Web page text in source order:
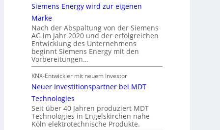
Siemens Energy wird zur eigenen
Marke
Nach der Abspaltung von der Siemens
AG im Jahr 2020 und der erfolgreichen
Entwicklung des Unternehmens
beginnt Siemens Energy mit den
Vorbereitungen…
KNX-Entwickler mit neuem Investor
Neuer Investitionspartner bei MDT
Technologies
Seit über 40 Jahren produziert MDT
Technologies in Engelskirchen nahe
Köln elektrotechnische Produkte.